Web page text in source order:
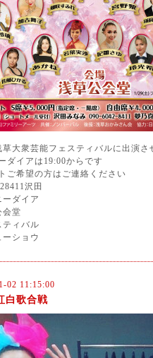
大衆芸能フェスティバルに出演
ダイアは19:00からです
ご希望の方はご連絡ください
沢田
ーダイア
会堂
ティバル
ーショウ
02 11:15:00
白歌合戦